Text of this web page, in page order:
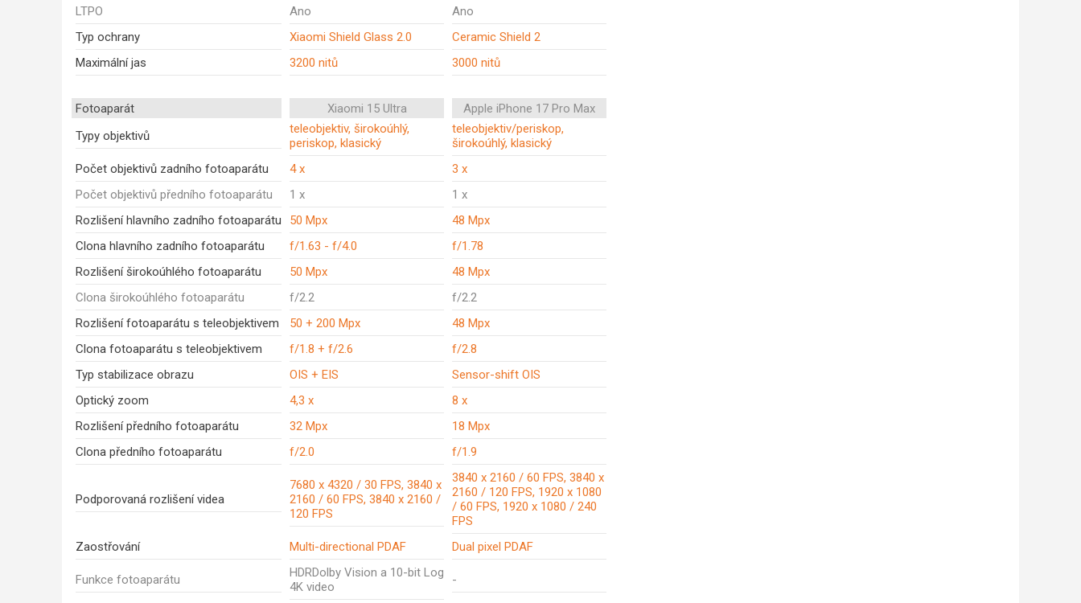
LTPO
Ano
Ano
Typ ochrany
Xiaomi Shield Glass 2.0
Ceramic Shield 2
Maximální jas
3200 nitů 3000 nitů
Fotoaparát Xiaomi 15 Ultra
Apple iPhone 17 Pro Max
Typy objektivů
teleobjektiv, širokoúhlý,
periskop, klasický
teleobjektiv/periskop,
širokoúhlý, klasický
Počet objektivů zadního fotoaparátu
4 x
3 x
Počet objektivů předního fotoaparátu
1 x
1 x
Rozlišení hlavního zadního fotoaparátu
50 Mpx
48 Mpx
Clona hlavního zadního fotoaparátu
f/1.63 - f/4.0
f/1.78
Rozlišení širokoúhlého fotoaparátu
50 Mpx
48 Mpx
Clona širokoúhlého fotoaparátu
f/2.2
f/2.2
Rozlišení fotoaparátu s teleobjektivem
50 + 200 Mpx
48 Mpx
Clona fotoaparátu s teleobjektivem
f/1.8 + f/2.6
f/2.8
Typ stabilizace obrazu
OIS + EIS
Sensor-shift OIS
Optický zoom
4,3 x
8 x
Rozlišení předního fotoaparátu
32 Mpx
18 Mpx
Clona předního fotoaparátu
f/2.0 f/1.9
Podporovaná rozlišení videa
7680 x 4320 / 30 FPS, 3840 x
2160 / 60 FPS, 3840 x 2160 /
120 FPS
3840 x 2160 / 60 FPS, 3840 x
2160 / 120 FPS, 1920 x 1080
/ 60 FPS, 1920 x 1080 / 240
FPS
Zaostřování
Multi-directional PDAF Dual pixel PDAF
Funkce fotoaparátu
HDRDolby Vision a 10-bit Log
4K video
-